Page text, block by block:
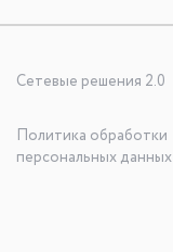
Сетевые решения 2.0
Политика обработки
персональных данных